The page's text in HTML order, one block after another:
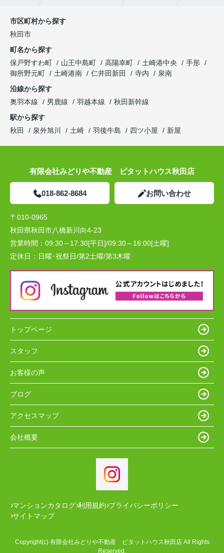
市区町村から探す
秋田市
町名から探す
保戸野すわ町
山王中島町 高陽幸町 土崎港中央
手形
御所野元町
土崎港南 仁井田新田 寺内
泉南
沿線から探す
奥羽本線
男鹿線 羽越本線
秋田新幹線
駅から探す
秋田
泉外旭川 土崎 羽後牛島 四ツ小屋 新屋
有限会社みどりや不動産 ピタットハウス秋田店
018-862-8684 お問い合わせ
〒010-0965
秋田県秋田市八橋新川向4-23
営業時間： 09:30～17:30[平日]/09:30～16:00[土曜]
定休日： 日曜･祝祭日/第2土曜/第3木曜
トップページ
スタッフ
お客様の声
ブログ
アクセスマップ
会社概要
マンションカタログ 利用規約 プライバシーポリシー
サイトマップ
Copyright(c) 有限会社みどりや不動産 ピタットハウス秋田店 All Rights
Reserved.